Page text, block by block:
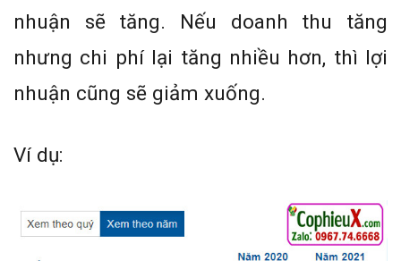
nhuận sẽ tăng. Nếu doanh thu tăng
nhưng chi phí lại tăng nhiều hơn, thì lợi
nhuận cũng sẽ giảm xuống.
Ví dụ: